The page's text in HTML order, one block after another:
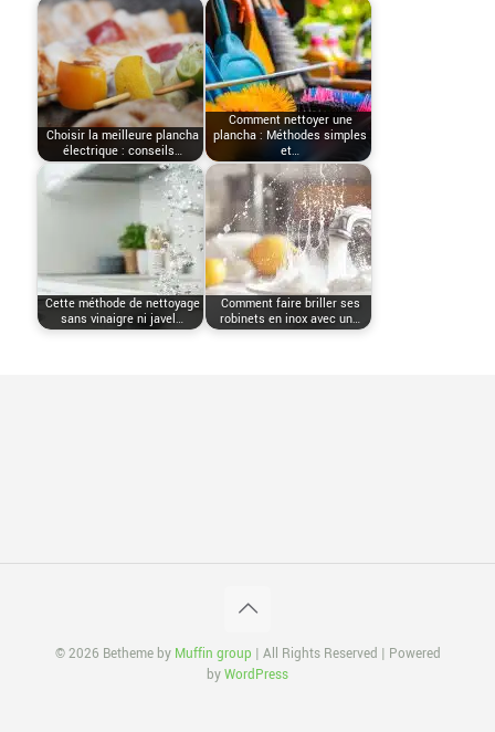
Choisir la meilleure plancha
électrique : conseils…
Comment nettoyer une
plancha : Méthodes simples
et…
Cette méthode de nettoyage
sans vinaigre ni javel…
Comment faire briller ses
robinets en inox avec un…
© 2026 Betheme by Muffin group | All Rights Reserved | Powered
byWordPress